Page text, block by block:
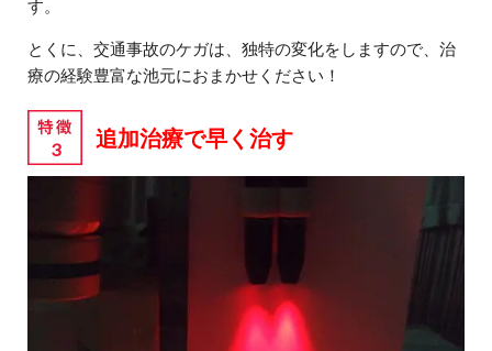
す。
とくに、交通事故のケガは、独特の変化をしますので、治
療の経験豊富な池元におまかせください！
追加治療で早く治す